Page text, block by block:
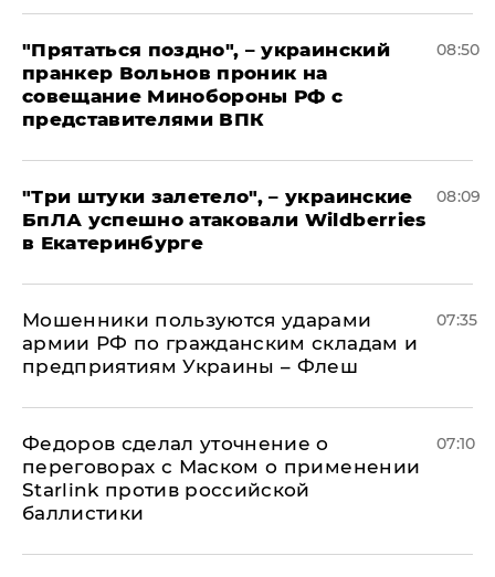
"Прятаться поздно", – украинский
пранкер Вольнов проник на
совещание Минобороны РФ с
представителями ВПК
08:50
"Три штуки залетело", – украинские
БпЛА успешно атаковали Wildberries
в Екатеринбурге
08:09
Мошенники пользуются ударами
армии РФ по гражданским складам и
предприятиям Украины – Флеш
07:35
Федоров сделал уточнение о
переговорах с Маском о применении
Starlink против российской
баллистики
07:10